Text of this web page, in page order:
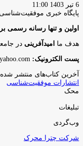
6 تیر 1403 11:00
پایگاه‌ خبری موفقیت‌شناسی
اولین و تنها رسانه
هدف ما امیدآفرینی در
پست الکترونیک:
آخرین کتاب‌های منتشر شده
انتشارات موفقیت‌شناسی
محک
تبلیغات
وب‌گردی
شرکت چترا محرک